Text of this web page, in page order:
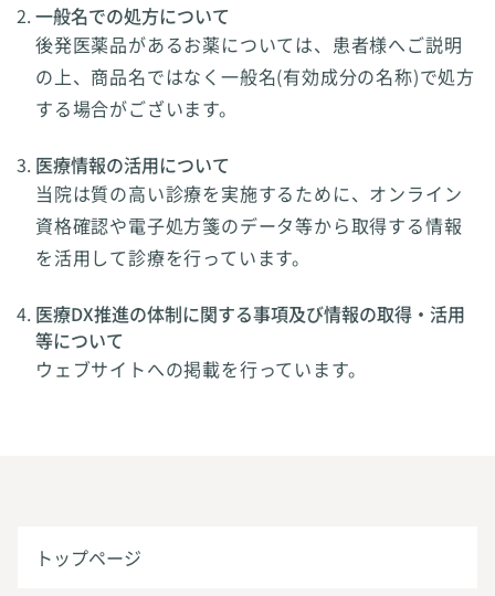
一般名での処方について
後発医薬品があるお薬については、患者様へご説明
の上、商品名ではなく一般名(有効成分の名称)で処方
する場合がございます。
医療情報の活用について
当院は質の高い診療を実施するために、オンライン
資格確認や電子処方箋のデータ等から取得する情報
を活用して診療を行っています。
医療DX推進の体制に関する事項及び情報の取得・活用
等について
ウェブサイトへの掲載を行っています。
トップページ